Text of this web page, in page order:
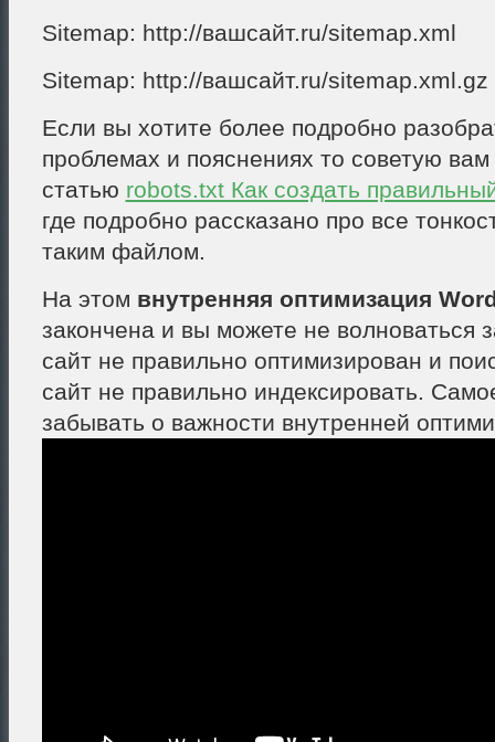
Sitemap: http://вашсайт.ru/sitemap.xml
Sitemap: http://вашсайт.ru/sitemap.xml.gz
Если вы хотите более подробно
проблемах и пояснениях то советую
статью robots.txt Как создать
где подробно рассказано про все
таким файлом.
На этом внутренняя оптимизация
закончена и вы можете не волноваться
сайт не правильно оптимизирован и
сайт не правильно индексировать.
забывать о важности внутренней